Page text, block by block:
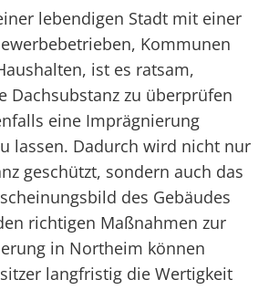
lebendigen Stadt mit einer
Kommunen
ist es ratsam,
Dachsubstanz zu überprüfen
eine Imprägnierung
lassen. Dadurch wird nicht nur
geschützt, sondern auch das
des Gebäudes
richtigen Maßnahmen zur
in Northeim können
langfristig die Wertigkeit